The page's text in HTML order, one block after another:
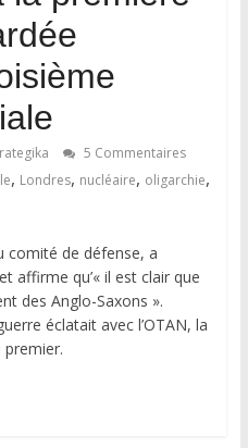
5 Commentaires
, Londres, nucléaire, oligarchie,
comité de défense, a
affirme qu’« il est clair que
des Anglo-Saxons ».
éclatait avec l’OTAN, la
premier.